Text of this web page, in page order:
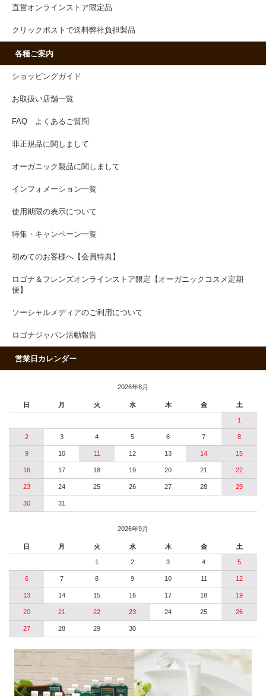
直営オンラインストア限定品
クリックポストで送料弊社負担製品
各種ご案内
ショッピングガイド
お取扱い店舗一覧
FAQ よくあるご質問
非正規品に関しまして
オーガニック製品に関しまして
インフォメーション一覧
使用期限の表示について
特集・キャンペーン一覧
初めてのお客様へ【会員特典】
ロゴナ＆フレンズオンラインストア限定【オーガニックコスメ定期
便】
ソーシャルメディアのご利用について
ロゴナジャパン活動報告
営業日カレンダー
2026年8月
日 月 火 水 木 金 土
1
2 3 4 5 6 7 8
9 10 11 12 13 14 15
16 17 18 19 20 21 22
23 24 25 26 27 28 29
30 31
2026年9月
日 月 火 水 木 金 土
1 2 3 4 5
6 7 8 9 10 11 12
13 14 15 16 17 18 19
20 21 22 23 24 25 26
27 28 29 30